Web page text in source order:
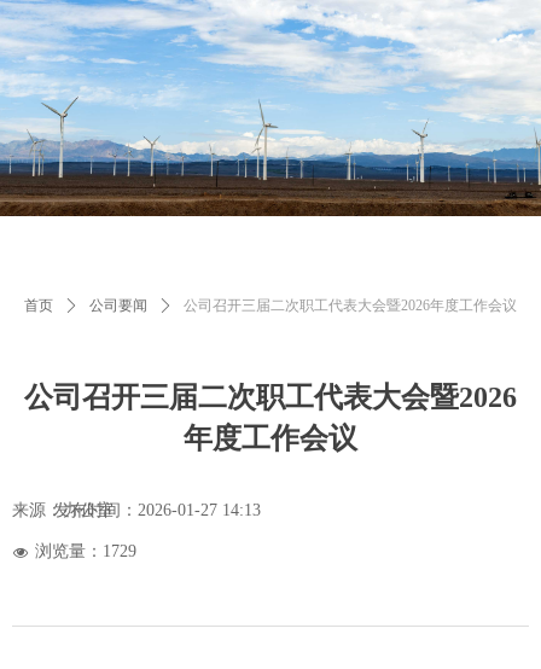
公司召开三届二次职工代表大会暨2026
年度工作会议
发布时间： 2026-01-27 14:13
来源：办公室
넶 浏览量： 1729
首页 ꄲ 公司要闻 ꄲ 公司召开三届二次职工代表大会暨2026年度工作会议